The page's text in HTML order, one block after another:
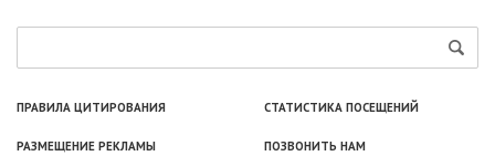
ПРАВИЛА ЦИТИРОВАНИЯ СТАТИСТИКА ПОСЕЩЕНИЙ
РАЗМЕЩЕНИЕ РЕКЛАМЫ ПОЗВОНИТЬ НАМ